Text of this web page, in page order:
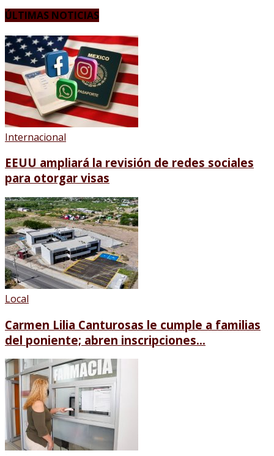
ÚLTIMAS NOTICIAS
Internacional
EEUU ampliará la revisión de redes sociales
para otorgar visas
Local
Carmen Lilia Canturosas le cumple a familias
del poniente; abren inscripciones...